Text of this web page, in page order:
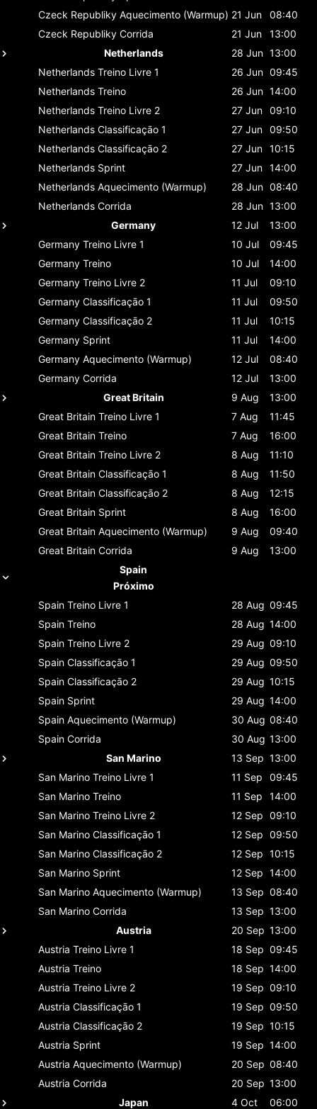
Czeck Republiky Aquecimento (Warmup) 21 Jun
08:40
Czeck Republiky Corrida 21 Jun
13:00
Netherlands
28 Jun 13:00
Netherlands Treino Livre 1 26 Jun 09:45
Netherlands Treino 26 Jun 14:00
Netherlands Treino Livre 2 27 Jun 09:10
Netherlands Classificaçāo 1 27 Jun 09:50
Netherlands Classificaçāo 2 27 Jun 10:15
Netherlands Sprint 27 Jun 14:00
Netherlands Aquecimento (Warmup) 28 Jun 08:40
Netherlands Corrida 28 Jun 13:00
Germany
12 Jul
13:00
Germany Treino Livre 1 10 Jul
09:45
Germany Treino 10 Jul
14:00
Germany Treino Livre 2 11 Jul
09:10
Germany Classificaçāo 1 11 Jul
09:50
Germany Classificaçāo 2 11 Jul
10:15
Germany Sprint 11 Jul
14:00
Germany Aquecimento (Warmup) 12 Jul
08:40
Germany Corrida 12 Jul
13:00
Great Britain
9 Aug
13:00
Great Britain Treino Livre 1 7 Aug
11:45
Great Britain Treino 7 Aug
16:00
Great Britain Treino Livre 2 8 Aug
11:10
Great Britain Classificaçāo 1 8 Aug
11:50
Great Britain Classificaçāo 2 8 Aug
12:15
Great Britain Sprint 8 Aug
16:00
Great Britain Aquecimento (Warmup) 9 Aug
09:40
Great Britain Corrida 9 Aug
13:00
Spain
Próximo
Spain Treino Livre 1 28 Aug 09:45
Spain Treino 28 Aug 14:00
Spain Treino Livre 2 29 Aug 09:10
Spain Classificaçāo 1 29 Aug 09:50
Spain Classificaçāo 2 29 Aug 10:15
Spain Sprint 29 Aug 14:00
Spain Aquecimento (Warmup) 30 Aug 08:40
Spain Corrida 30 Aug 13:00
San Marino
13 Sep 13:00
San Marino Treino Livre 1 11 Sep
09:45
San Marino Treino 11 Sep
14:00
San Marino Treino Livre 2 12 Sep 09:10
San Marino Classificaçāo 1 12 Sep 09:50
San Marino Classificaçāo 2 12 Sep 10:15
San Marino Sprint 12 Sep 14:00
San Marino Aquecimento (Warmup) 13 Sep 08:40
San Marino Corrida 13 Sep 13:00
Austria
20 Sep 13:00
Austria Treino Livre 1 18 Sep 09:45
Austria Treino 18 Sep 14:00
Austria Treino Livre 2 19 Sep 09:10
Austria Classificaçāo 1 19 Sep 09:50
Austria Classificaçāo 2 19 Sep 10:15
Austria Sprint 19 Sep 14:00
Austria Aquecimento (Warmup) 20 Sep 08:40
Austria Corrida 20 Sep 13:00
Japan
4 Oct
06:00